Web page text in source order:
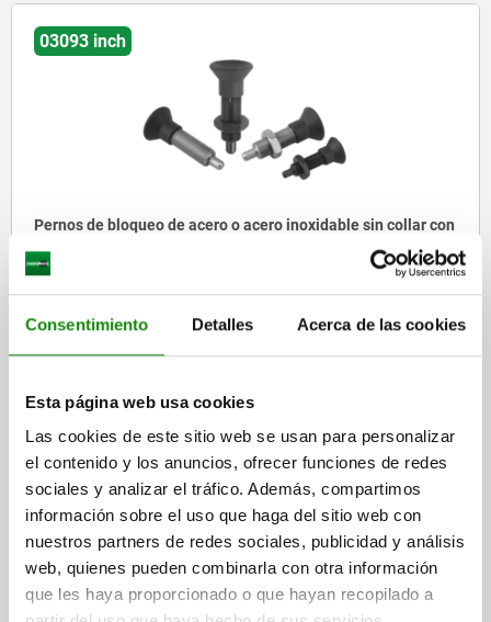
Consentimiento Detalles Acerca de las cookies
Esta página web usa cookies
Las cookies de este sitio web se usan para personalizar
el contenido y los anuncios, ofrecer funciones de redes
sociales y analizar el tráfico. Además, compartimos
información sobre el uso que haga del sitio web con
nuestros partners de redes sociales, publicidad y análisis
web, quienes pueden combinarla con otra información
que les haya proporcionado o que hayan recopilado a
03093 inch
Pernos de bloqueo de acero o acero inoxidable sin collar con
botón de maniobra de plástico y clavija de bloqueo
extendida - inch
desde$211.01
más gastos de envío
03093 inch